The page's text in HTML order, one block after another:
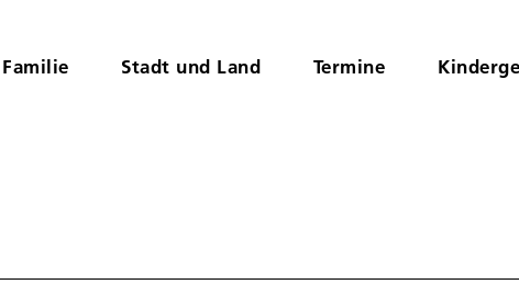
Familie Stadt und Land Termine